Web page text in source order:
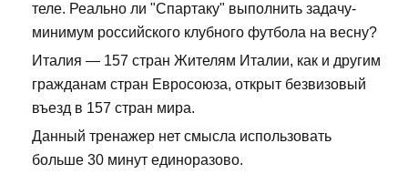
теле. Реально ли "Спартаку" выполнить задачу-
минимум российского клубного футбола на весну?
Италия — 157 стран Жителям Италии, как и другим
гражданам стран Евросоюза, открыт безвизовый
въезд в 157 стран мира.
Данный тренажер нет смысла использовать
больше 30 минут единоразово.